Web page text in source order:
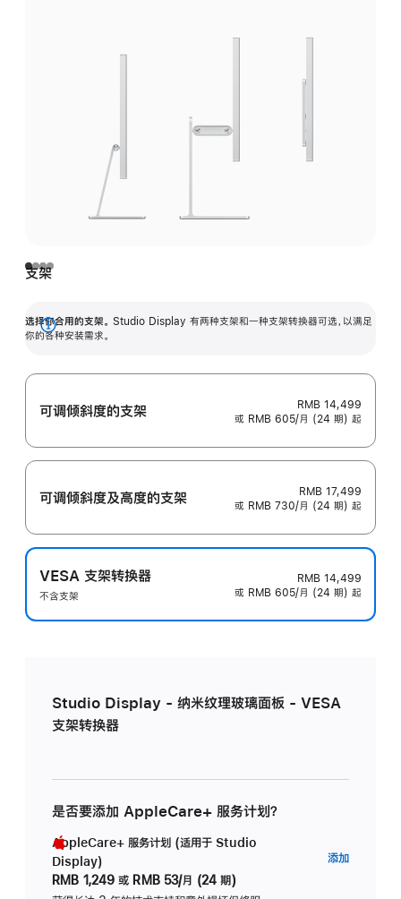
支架
选择你合用的支架。 Studio Display 有两种支架和一种支架转换器可选，以满足
你的各种安装需求。
展
可调倾斜度的支架
RMB 14,499
或 RMB 605/月 (24 期) 起
可调倾斜度及高‍度的支‍架
RMB 17,499
或 RMB 730/月 (24 期) 起
VESA 支架转换器
不含支架
RMB 14,499
或 RMB 605/月 (24 期) 起
Studio Display - 纳米纹理玻璃面板 - VESA
支架转换器
是否要添加 AppleCare+ 服务计划？
AppleCare+ 服务计划 (适用于 Studio
Display)
RMB 1,249 或 RMB 53/月 (24 期)
添加